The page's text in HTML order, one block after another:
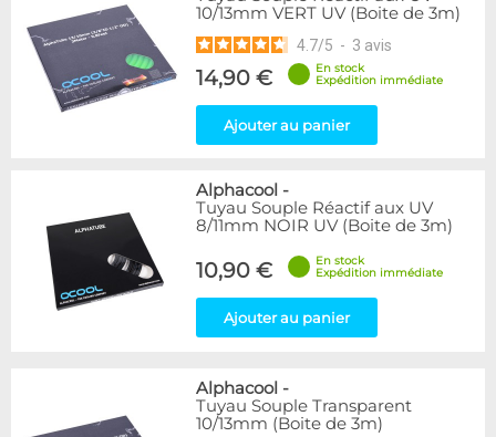
10/13mm VERT UV (Boite de 3m)
4.7/5 - 3 avis
14,90 €
En stock
Expédition immédiate
Ajouter au panier
Alphacool -
Tuyau Souple Réactif aux UV
8/11mm NOIR UV (Boite de 3m)
10,90 €
En stock
Expédition immédiate
Ajouter au panier
Alphacool -
Tuyau Souple Transparent
10/13mm (Boite de 3m)